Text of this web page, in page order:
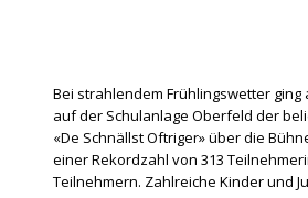
Bei strahlendem Frühlingswetter ging
auf der Schulanlage Oberfeld der
«De Schnällst Oftriger» über die
einer Rekordzahl von 313
Teilnehmern. Zahlreiche Kinder und